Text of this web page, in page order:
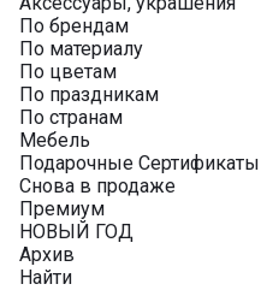
По брендам
По материалу
По цветам
По праздникам
По странам
Мебель
Подарочные Сертификаты
Снова в продаже
Премиум
НОВЫЙ ГОД
Архив
Найти